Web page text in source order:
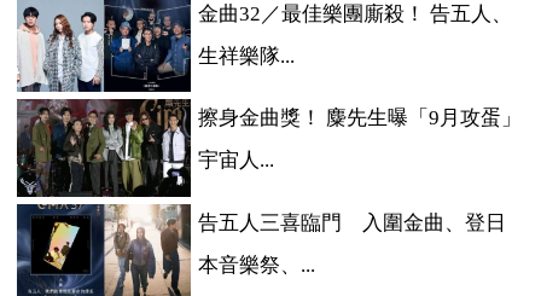
金曲32／最佳樂團廝殺！ 告五人、
生祥樂隊...
擦身金曲獎！ 麋先生曝「9月攻蛋」
宇宙人...
告五人三喜臨門 入圍金曲、登日
本音樂祭、...